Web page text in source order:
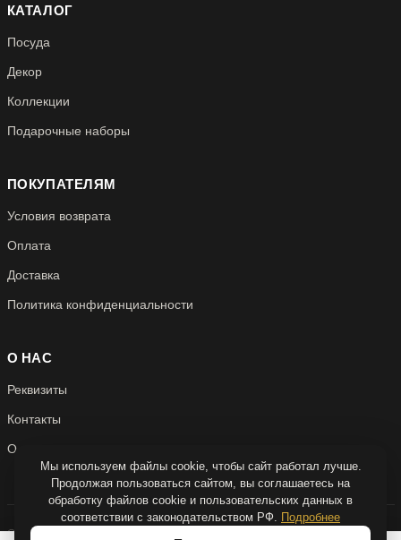
КАТАЛОГ
Посуда
Декор
Коллекции
Подарочные наборы
ПОКУПАТЕЛЯМ
Условия возврата
Оплата
Доставка
Политика конфиденциальности
О НАС
Реквизиты
Контакты
О нас
© 2026 Антикварня
Мы используем файлы cookie, чтобы сайт работал лучше.
Продолжая пользоваться сайтом, вы соглашаетесь на
обработку файлов cookie и пользовательских данных в
соответствии с законодательством РФ. Подробнее